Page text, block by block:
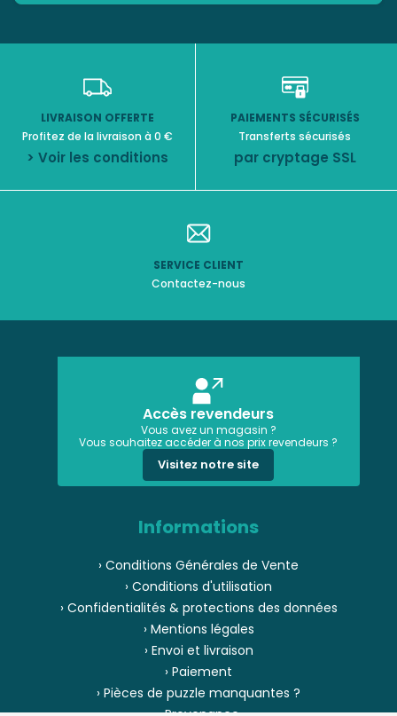
LIVRAISON OFFERTE
Profitez de la livraison à 0 €
> Voir les conditions
PAIEMENTS SÉCURISÉS
Transferts sécurisés
par cryptage SSL
SERVICE CLIENT
Contactez-nous
Accès revendeurs
Vous avez un magasin ?
Vous souhaitez accéder à nos prix revendeurs ?
Visitez notre site
Informations
› Conditions Générales de Vente
› Conditions d'utilisation
› Confidentialités & protections des données
› Mentions légales
› Envoi et livraison
› Paiement
› Pièces de puzzle manquantes ?